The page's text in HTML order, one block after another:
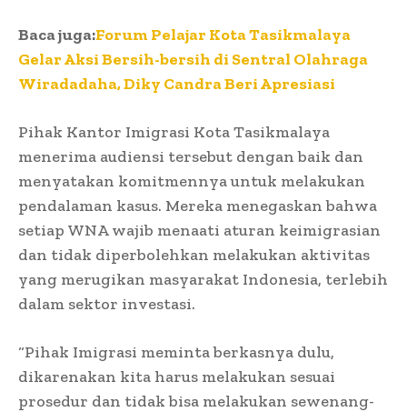
Baca juga:Forum Pelajar Kota Tasikmalaya
Gelar Aksi Bersih-bersih di Sentral Olahraga
Wiradadaha, Diky Candra Beri Apresiasi
Pihak Kantor Imigrasi Kota Tasikmalaya
menerima audiensi tersebut dengan baik dan
menyatakan komitmennya untuk melakukan
pendalaman kasus. Mereka menegaskan bahwa
setiap WNA wajib menaati aturan keimigrasian
dan tidak diperbolehkan melakukan aktivitas
yang merugikan masyarakat Indonesia, terlebih
dalam sektor investasi.
“Pihak Imigrasi meminta berkasnya dulu,
dikarenakan kita harus melakukan sesuai
prosedur dan tidak bisa melakukan sewenang-